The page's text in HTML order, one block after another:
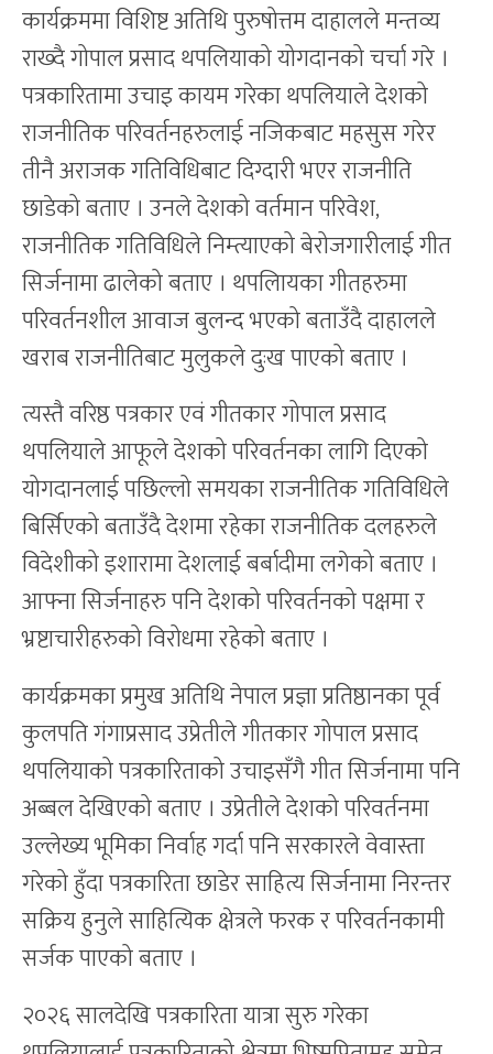
कार्यक्रममा विशिष्ट अतिथि पुरुषोत्तम दाहालले मन्तव्य
राख्दै गोपाल प्रसाद थपलियाको योगदानको चर्चा गरे ।
पत्रकारितामा उचाइ कायम गरेका थपलियाले देशको
राजनीतिक परिवर्तनहरुलाई नजिकबाट महसुस गरेर
तीनै अराजक गतिविधिबाट दिग्दारी भएर राजनीति
छाडेको बताए । उनले देशको वर्तमान परिवेश,
राजनीतिक गतिविधिले निम्त्याएको बेरोजगारीलाई गीत
सिर्जनामा ढालेको बताए । थपलिायका गीतहरुमा
परिवर्तनशील आवाज बुलन्द भएको बताउँदै दाहालले
खराब राजनीतिबाट मुलुकले दुःख पाएको बताए ।
त्यस्तै वरिष्ठ पत्रकार एवं गीतकार गोपाल प्रसाद
थपलियाले आफूले देशको परिवर्तनका लागि दिएको
योगदानलाई पछिल्लो समयका राजनीतिक गतिविधिले
बिर्सिएको बताउँदै देशमा रहेका राजनीतिक दलहरुले
विदेशीको इशारामा देशलाई बर्बादीमा लगेको बताए ।
आफ्ना सिर्जनाहरु पनि देशको परिवर्तनको पक्षमा र
भ्रष्टाचारीहरुको विरोधमा रहेको बताए ।
कार्यक्रमका प्रमुख अतिथि नेपाल प्रज्ञा प्रतिष्ठानका पूर्व
कुलपति गंगाप्रसाद उप्रेतीले गीतकार गोपाल प्रसाद
थपलियाको पत्रकारिताको उचाइसँगै गीत सिर्जनामा पनि
अब्बल देखिएको बताए । उप्रेतीले देशको परिवर्तनमा
उल्लेख्य भूमिका निर्वाह गर्दा पनि सरकारले वेवास्ता
गरेको हुँदा पत्रकारिता छाडेर साहित्य सिर्जनामा निरन्तर
सक्रिय हुनुले साहित्यिक क्षेत्रले फरक र परिवर्तनकामी
सर्जक पाएको बताए ।
२०२६ सालदेखि पत्रकारिता यात्रा सुरु गरेका